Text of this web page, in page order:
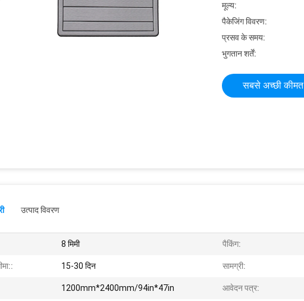
मूल्य:
पैकेजिंग विवरण:
प्रसव के समय:
भुगतान शर्तें:
सबसे अच्छी कीमत
उत्पाद विवरण
8 मिमी पैकिंग:
15-30 दिन सामग्री:
1200mm*2400mm/94in*47in आवेदन पत्र: